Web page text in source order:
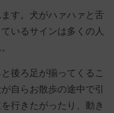
す。犬がハァハァと舌
いるサインは多くの人
後ろ足が揃ってくるこ
自らお散歩の途中で引
行きたがったり、動き